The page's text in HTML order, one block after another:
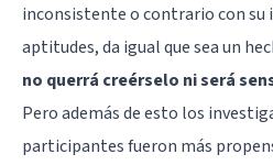
inconsistente o contrario con su
aptitudes, da igual que sea un
no querrá creérselo ni será
Pero además de esto los
participantes fueron más